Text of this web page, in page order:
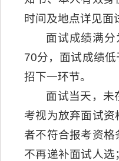
时间及地点详见面
面试成绩满
70分，面试成绩
招下一环节。
面试当天，未
考视为放弃面试
者不符合报考资格
不再递补面试人